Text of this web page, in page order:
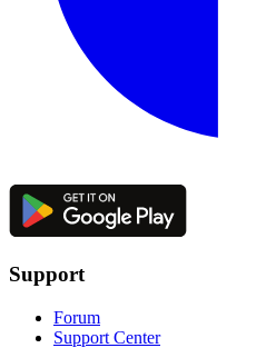
Support
Forum
Support Center